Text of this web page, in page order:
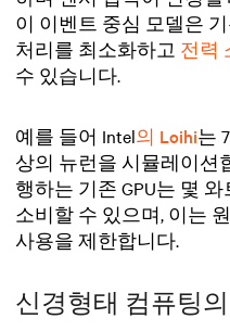
이 이벤트 중심 모델은
처리를 최소화하고 전력
수 있습니다.
예를 들어 Intel의 Loihi는
상의 뉴런을 시뮬레이션
행하는 기존 GPU는 몇
소비할 수 있으며, 이는
사용을 제한합니다.
신경형태 컴퓨팅